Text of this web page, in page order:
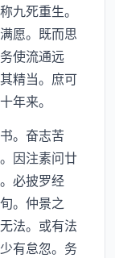
九死重生。
愿。既而思
使流通远
精当。庶可
年来。
。奋志苦
因注素问廿
必披罗经
。仲景之
法。或有法
有怠忽。务